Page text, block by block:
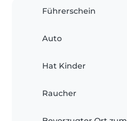
Führerschein
Auto
Hat Kinder
Raucher